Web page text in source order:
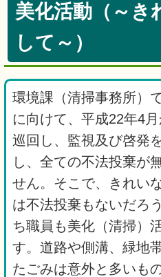
美化活動（～き
して～）
環境課（清掃事務所）で
に向けて、平成22年4
巡回し、監視及び啓発
し、全ての不法投棄が
せん。そこで、きれい
は不法投棄もないだろ
ち職員も美化（清掃）
す。道路や側溝、緑地
たごみは意外と多いも